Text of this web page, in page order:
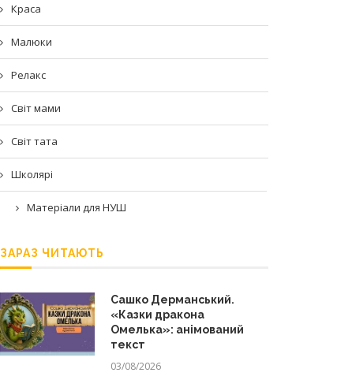
Краса
Малюки
Релакс
Світ мами
Світ тата
Школярі
Матеріали для НУШ
ЗАРАЗ ЧИТАЮТЬ
Сашко Дерманський.
«Казки дракона
Омелька»: анімований
текст
03/08/2026